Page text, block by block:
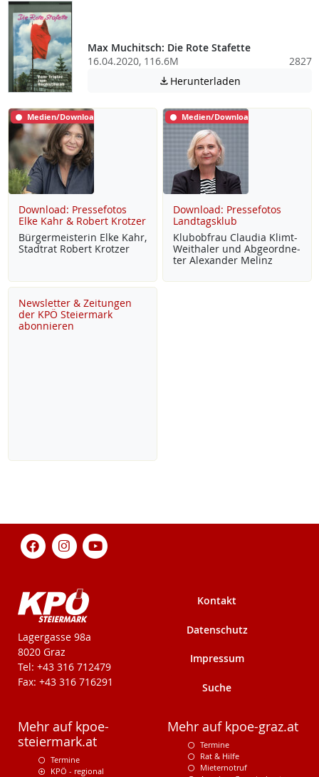
Max Muchitsch: Die Rote Stafette
16.04.2020, 116.6M
2827
 Herunterladen
Medien/Download
Download: Pressefotos
Elke Kahr & Robert Krotzer
Bür­ger­meis­te­rin El­ke Kahr,
Stadt­rat Robert Krot­zer
Medien/Download
Download: Pressefotos
Landtagsklub
Klu­b­ob­frau Clau­dia Klimt-
Weitha­ler und Ab­ge­ord­ne­
ter Alex­an­der Me­linz
Newsletter & Zeitungen
der KPÖ Steiermark
abonnieren
KPÖ-Steiermark
Lagergasse 98a
8020 Graz
Tel: +43 316 712479
Fax: +43 316 716291
Kontakt
Datenschutz
Impressum
Suche
Mehr auf kpoe-
steiermark.at
Termine
KPÖ - regional
Mehr auf kpoe-graz.at
Termine
Rat & Hilfe
Mieternotruf